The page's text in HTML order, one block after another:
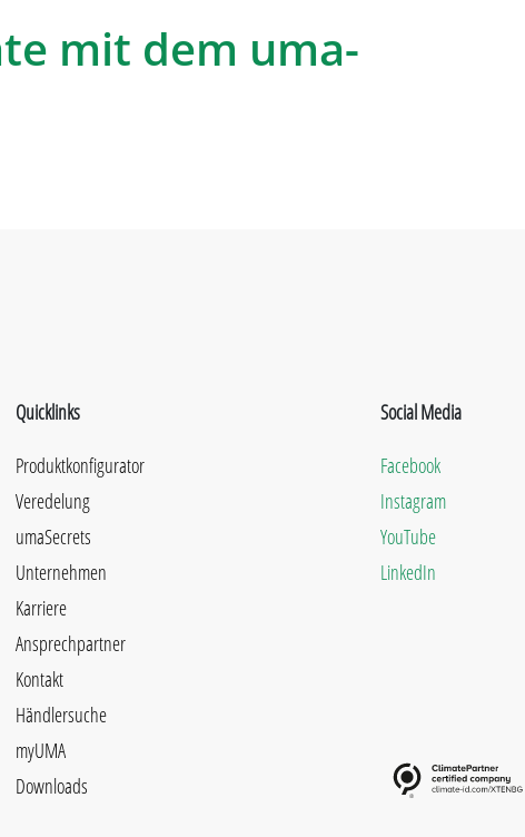
mit dem uma-
Quicklinks
Produktkonfigurator
Veredelung
umaSecrets
Unternehmen
Karriere
Ansprechpartner
Kontakt
Händlersuche
myUMA
Downloads
Social Media
Facebook
Instagram
YouTube
LinkedIn